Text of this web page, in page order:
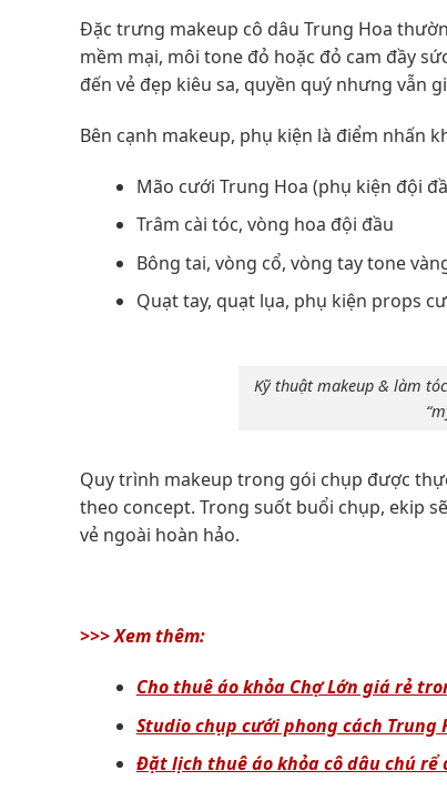
Đặc trưng makeup cô dâu Trung Hoa
mềm mại, môi tone đỏ hoặc đỏ cam đầy
đến vẻ đẹp kiêu sa, quyền quý nhưng vẫn
Bên cạnh makeup, phụ kiện là điểm nhấn
Mão cưới Trung Hoa (phụ kiện đội
Trâm cài tóc, vòng hoa đội đầu
Bông tai, vòng cổ, vòng tay tone
Quạt tay, quạt lụa, phụ kiện props
Kỹ thuật makeup & làm
Quy trình makeup trong gói chụp được
theo concept. Trong suốt buổi chụp, ekip
vẻ ngoài hoàn hảo.
>>> Xem thêm:
Cho thuê áo khỏa Chợ Lớn giá rẻ
Studio chụp cưới phong cách Trung
Đặt lịch thuê áo khỏa cô dâu chú rể